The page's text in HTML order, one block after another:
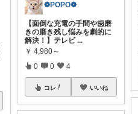
❁POPO❁
【面倒な充電の手間や歯磨
きの磨き残し悩みを劇的に
解決！】テレビ ...
￥ 4,980～
0 0 4
コレ いいね